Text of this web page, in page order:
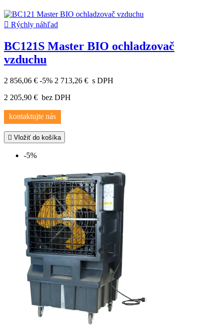
 Rýchly náhľad
BC121S Master BIO ochladzovač
vzduchu
2 856,06 € -5% 2 713,26 € s DPH
2 205,90 € bez DPH
kontaktujte nás
 Vložiť do košíka
-5%